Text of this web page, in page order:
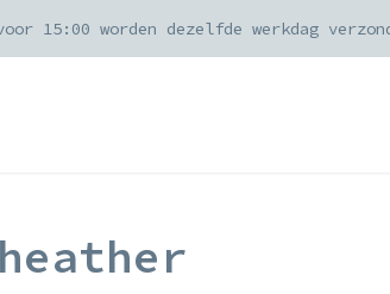
15:00 worden dezelfde werkdag